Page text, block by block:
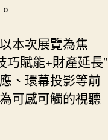
本次展覽為焦
巧賦能+財產延長”
、環幕投影等前
可感可觸的視聽